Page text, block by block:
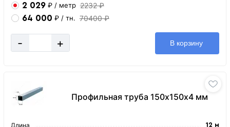
2 029 ₽ / метр 2232 ₽
64 000 ₽ / тн. 70400 ₽
- + В корзину
Профильная труба 150х150х4 мм
Длина 12 м